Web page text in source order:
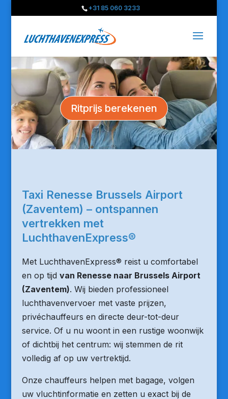
+31 85 060 3233
Ritprijs berekenen
Taxi Renesse Brussels Airport
(Zaventem) – ontspannen
vertrekken met
LuchthavenExpress®
Met LuchthavenExpress® reist u comfortabel
en op tijd van Renesse naar Brussels Airport
(Zaventem). Wij bieden professioneel
luchthavenvervoer met vaste prijzen,
privéchauffeurs en directe deur-tot-deur
service. Of u nu woont in een rustige woonwijk
of dichtbij het centrum: wij stemmen de rit
volledig af op uw vertrektijd.
Onze chauffeurs helpen met bagage, volgen
uw vluchtinformatie en zetten u exact bij de